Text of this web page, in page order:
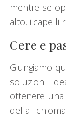
mentre se
alto, i capelli
Cere e
Giungiamo
soluzioni
ottenere una
della